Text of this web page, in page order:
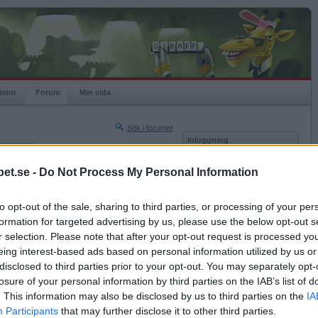
- Do Not Process My Personal Information
opt-out of the sale, sharing to third parties, or processing of your
for targeted advertising by us, please use the below opt-out
selection. Please note that after your opt-out request is processed
interest-based ads based on personal information utilized by us
to third parties prior to your opt-out. You may separately
of your personal information by third parties on the IAB’s list of
This information may also be disclosed by us to third parties on the
Participants that may further disclose it to other third parties.
Forum Min sida
Sök i forumet
Nästa sida »
2011-09-13 01:20
Inloggning
Kom ihåg mig
Glömt ditt lösenord?
Få ny aktiveringslänk
Betapet är gratis!